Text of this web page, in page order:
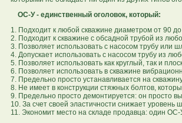
ОС-У - единственный оголовок, который:
1. Подходит к любой скважине диаметром от 90
2. Подходит к скважине с обсадной трубой из
3. Позволяет использовать с насосом трубу или
4. Допускает использовать с насосом трубу из
5. Позволяет использовать как круглый, так и
6. Позволяет использовать в скважине
7. Предельно просто устанавливается на
8. Не имеет в конструкции стяжных болтов,
9. Предельно просто демонтируется: он просто
10. За счет своей эластичности снижает уровень
11. Экономит место на складе продавца: один